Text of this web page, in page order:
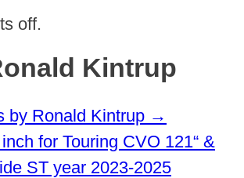
off.
Kintrup
by Ronald Kintrup →
for Touring CVO 121“ &
ST year 2023-2025